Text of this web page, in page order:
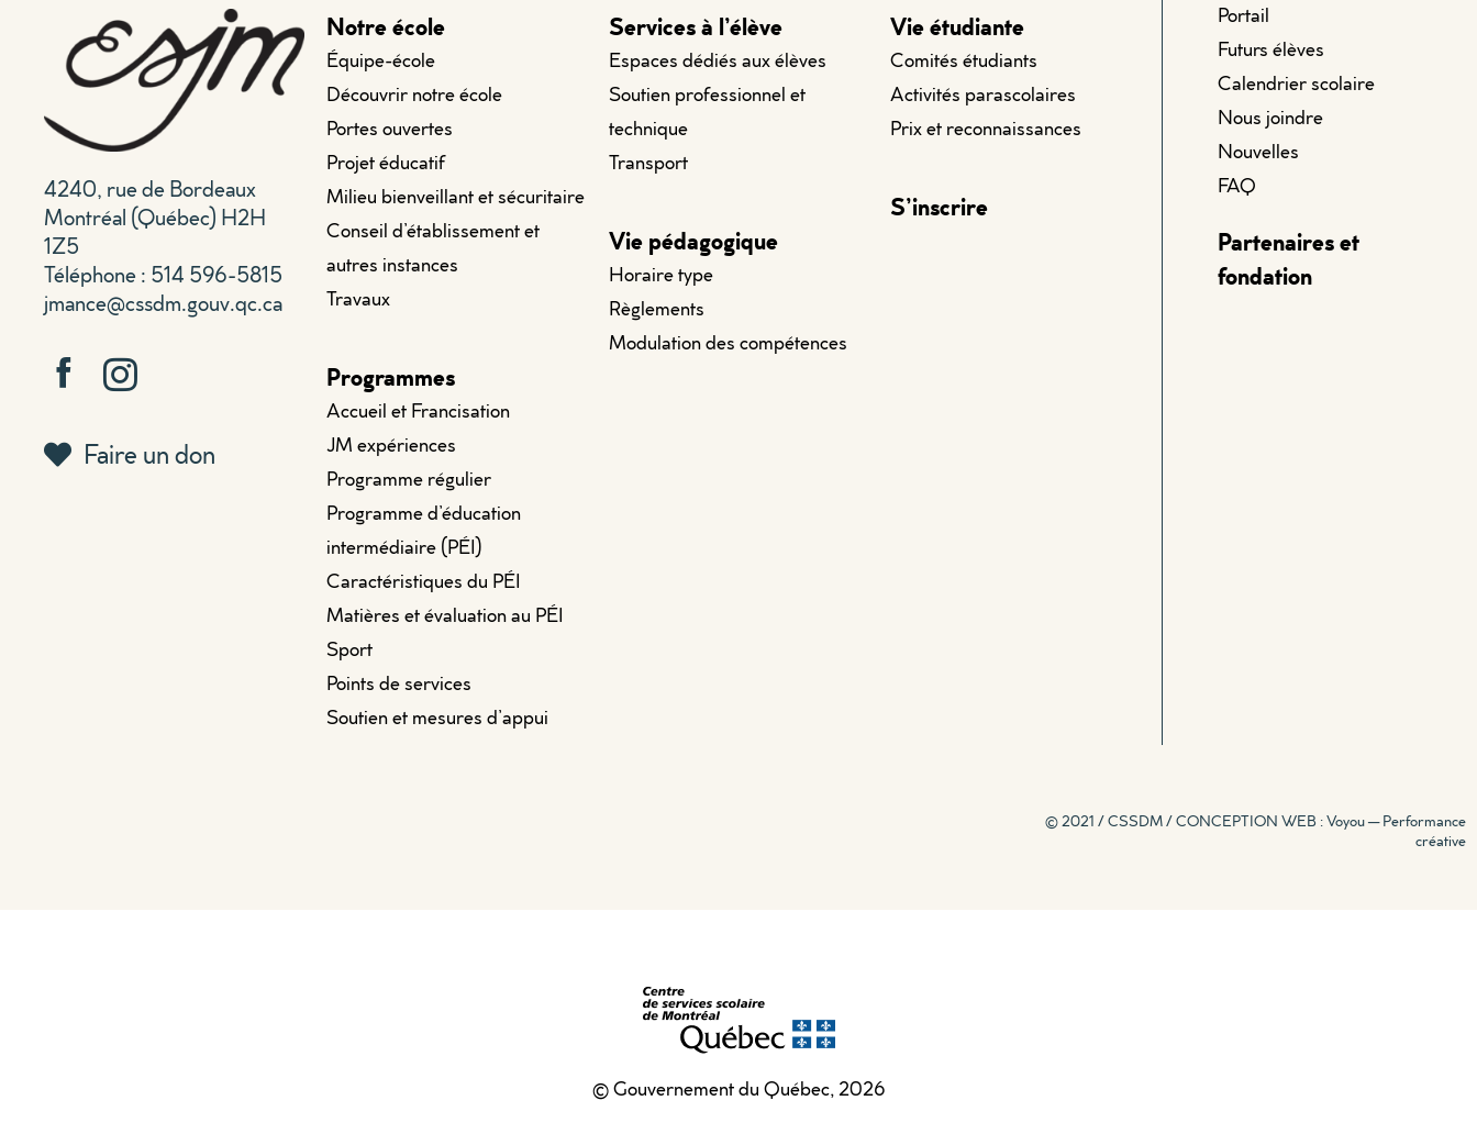
4240, rue de Bordeaux
Montréal (Québec) H2H
1Z5
Téléphone : 514 596-5815
jmance@cssdm.gouv.qc.ca
Faire un don
Notre école
Équipe-école
Découvrir notre école
Portes ouvertes
Projet éducatif
Milieu bienveillant et sécuritaire
Conseil d’établissement et
autres instances
Travaux
Programmes
Accueil et Francisation
JM expériences
Programme régulier
Programme d’éducation
intermédiaire (PÉI)
Caractéristiques du PÉI
Matières et évaluation au PÉI
Sport
Points de services
Soutien et mesures d’appui
Services à l’élève
Espaces dédiés aux élèves
Soutien professionnel et
technique
Transport
Vie pédagogique
Horaire type
Règlements
Modulation des compétences
Vie étudiante
Comités étudiants
Activités parascolaires
Prix et reconnaissances
S’inscrire
Portail
Futurs élèves
Calendrier scolaire
Nous joindre
Nouvelles
FAQ
Partenaires et
fondation
© 2021 / CSSDM /CONCEPTION WEB : Voyou — Performance
créative
© Gouvernement du Québec, 2026